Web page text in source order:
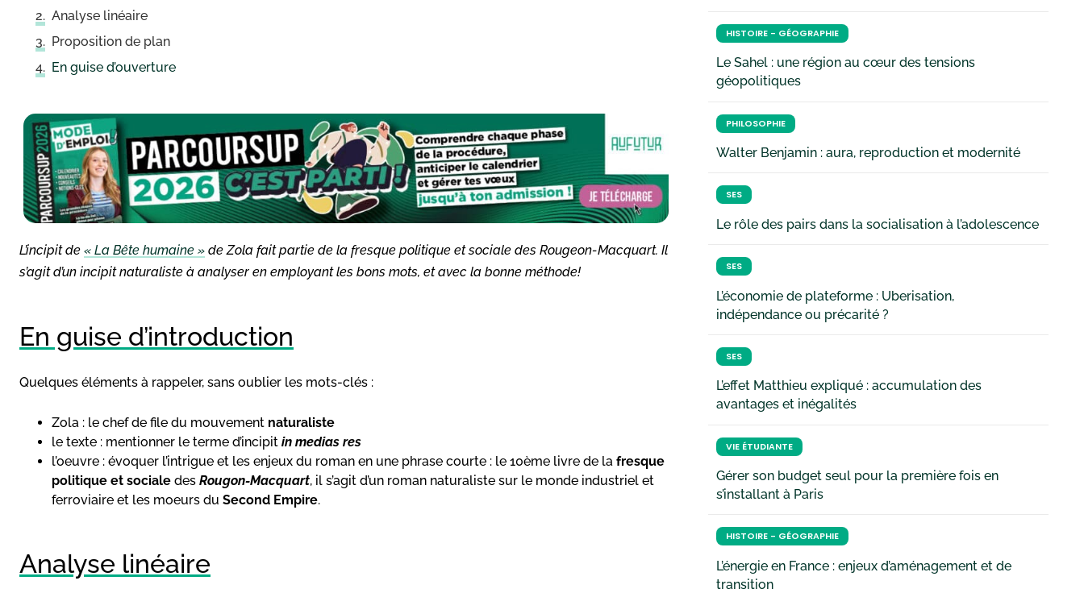
Analyse linéaire
Proposition de plan
En guise d’ouverture
L’incipit de « La Bête humaine » de Zola fait partie de la fresque politique et sociale des Rougeon-Macquart. Il
s’agit d’un incipit naturaliste à analyser en employant les bons mots, et avec la bonne méthode!
En guise d’introduction
Quelques éléments à rappeler, sans oublier les mots-clés :
Zola : le chef de file du mouvement naturaliste
le texte : mentionner le terme d’incipit in medias res
l’oeuvre : évoquer l’intrigue et les enjeux du roman en une phrase courte : le 10ème livre de la fresque
politique et sociale des Rougon-Macquart, il s’agit d’un roman naturaliste sur le monde industriel et
ferroviaire et les moeurs du Second Empire.
Analyse linéaire
HISTOIRE - GÉOGRAPHIE
Le Sahel : une région au cœur des tensions
géopolitiques
PHILOSOPHIE
Walter Benjamin : aura, reproduction et modernité
SES
Le rôle des pairs dans la socialisation à l’adolescence
SES
L’économie de plateforme : Uberisation,
indépendance ou précarité ?
SES
L’effet Matthieu expliqué : accumulation des
avantages et inégalités
VIE ÉTUDIANTE
Gérer son budget seul pour la première fois en
s’installant à Paris
HISTOIRE - GÉOGRAPHIE
L’énergie en France : enjeux d’aménagement et de
transition